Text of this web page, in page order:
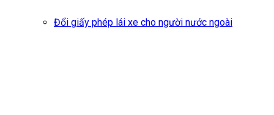
Đổi giấy phép lái xe cho người nước ngoài